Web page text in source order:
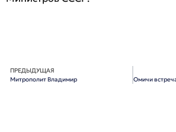
ПРЕДЫДУЩАЯ
Митрополит Владимир